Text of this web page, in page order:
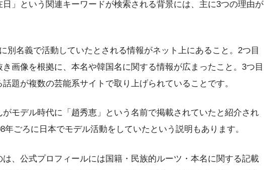
」という関連キーワードが検索される背景には、主に3つの理由が
別名義で活動していたとされる情報がネット上にあること。2つ目
画像を根拠に、本名や韓国名に関する情報が広まったこと。3つ目
題が複数の芸能系サイトで取り上げられていることです。
モデル時代に「趙秀恵」という名前で掲載されていたと紹介され
年ごろに日本でモデル活動をしていたという説明もあります。
、公式プロフィールには国籍・民族的ルーツ・本名に関する記載